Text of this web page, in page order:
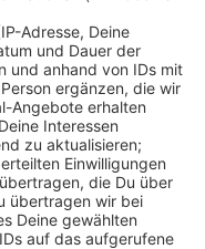
absehbarer Zeit in
warten Patienten
Laumann
bisher häufig zu
viele
Neuordnung